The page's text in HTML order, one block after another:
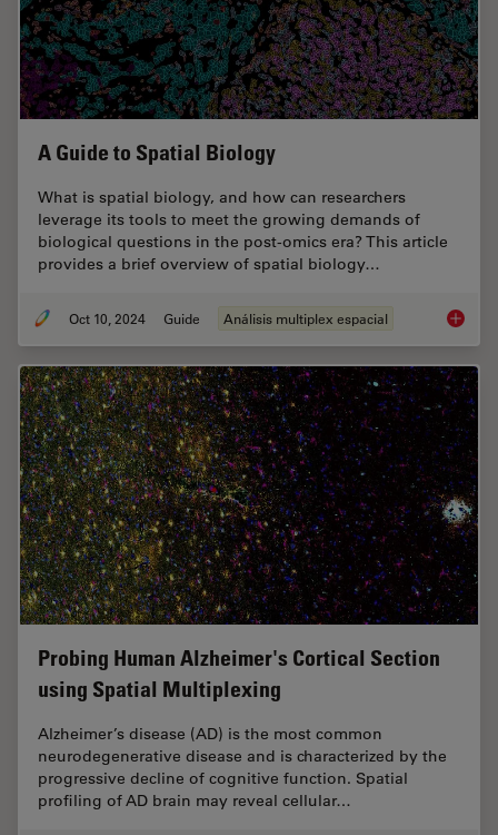
A Guide to Spatial Biology
What is spatial biology, and how can researchers
leverage its tools to meet the growing demands of
biological questions in the post-omics era? This article
provides a brief overview of spatial biology…
Oct 10, 2024 Guide Análisis multiplex espacial A
Probing Human Alzheimer's Cortical Section
using Spatial Multiplexing
Alzheimer’s disease (AD) is the most common
neurodegenerative disease and is characterized by the
progressive decline of cognitive function. Spatial
profiling of AD brain may reveal cellular…